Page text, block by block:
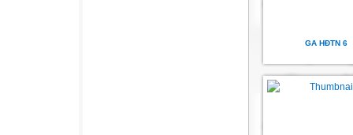
GA HĐTN 6